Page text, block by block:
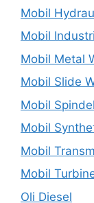
Mobil
Mobil
Mobil Metal
Mobil Slide
Mobil
Mobil
Mobil
Mobil
Oli Diesel